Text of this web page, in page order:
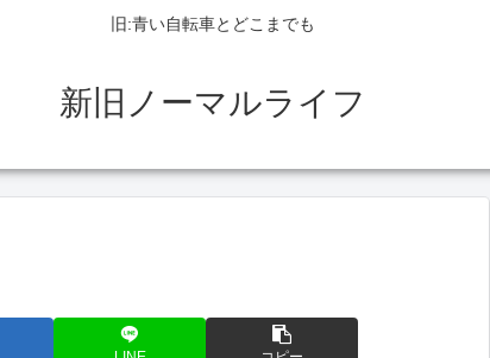
旧:青い自転車とどこまでも
新旧ノーマルライフ